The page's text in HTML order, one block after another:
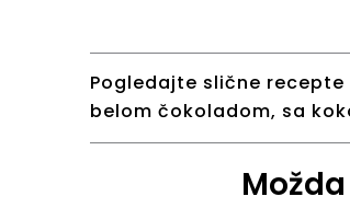
Pogledajte slične
belom čokoladom, sa